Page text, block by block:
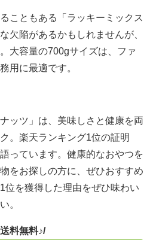
こともある「ラッキーミックス
欠陥があるかもしれませんが、
大容量の700gサイズは、ファ
用に最適です。
ッツ」は、美味しさと健康を両
。楽天ランキング1位の証明
っています。健康的なおやつを
をお探しの方に、ぜひおすすめ
位を獲得した理由をぜひ味わい
。
料無料♪/